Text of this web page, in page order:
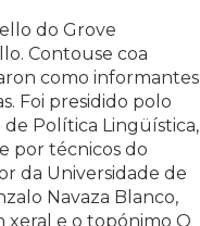
do Grove
Contouse coa
como informantes
Foi presidido polo
Política Lingüística,
por técnicos do
da Universidade de
Navaza Blanco,
xeral e o topónimo O